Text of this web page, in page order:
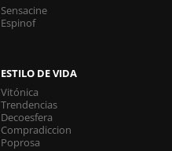
Sensacine
Espinof
ESTILO DE VIDA
Vitónica
Trendencias
Decoesfera
Compradiccion
Poprosa